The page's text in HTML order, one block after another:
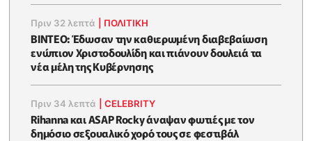
Πριν 32 λεπτά ΠΟΛΙΤΙΚΗ
ΒΙΝΤΕΟ: Έδωσαν την καθιερωμένη διαβεβαίωση
ενώπιον Χριστοδουλίδη και πιάνουν δουλειά τα
νέα μέλη της Κυβέρνησης
Πριν 34 λεπτά |CELEBRITY
Rihanna και ASAP Rocky άναψαν φωτιές με τον
δημόσιο σεξουαλικό χορό τους σε φεστιβάλ